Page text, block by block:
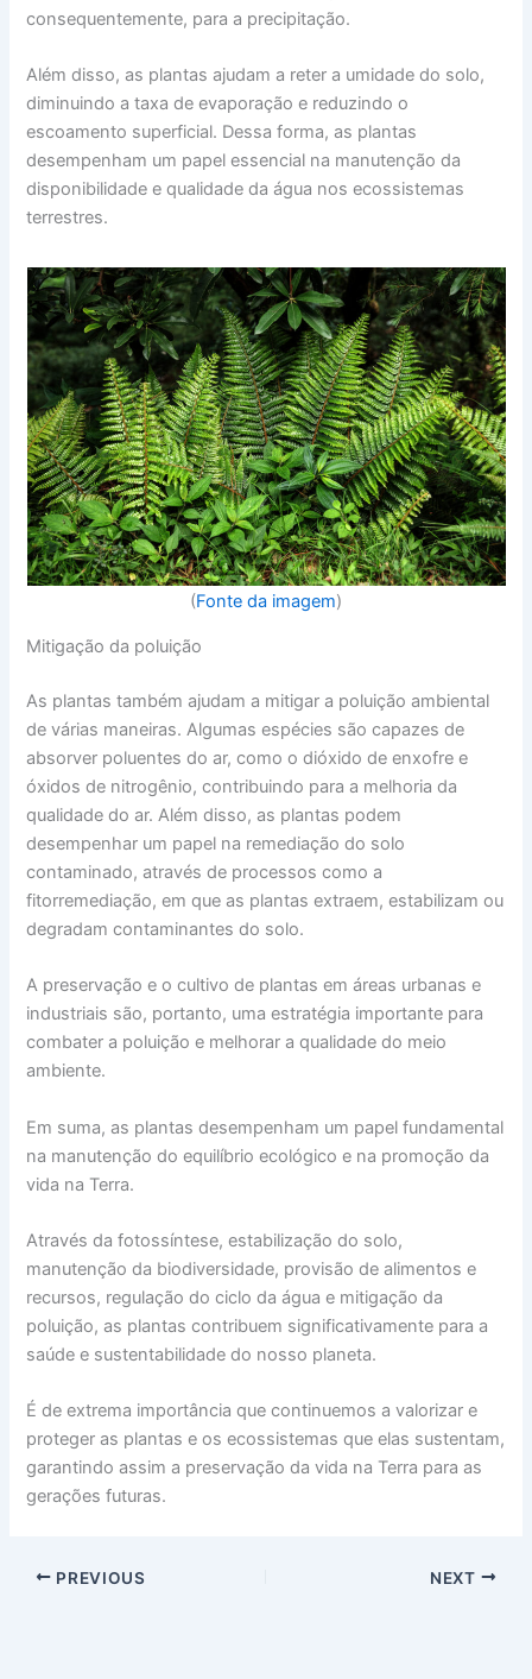
consequentemente, para a precipitação.
Além disso, as plantas ajudam a reter a umidade do solo,
diminuindo a taxa de evaporação e reduzindo o
escoamento superficial. Dessa forma, as plantas
desempenham um papel essencial na manutenção da
disponibilidade e qualidade da água nos ecossistemas
terrestres.
(Fonte da imagem)
Mitigação da poluição
As plantas também ajudam a mitigar a poluição ambiental
de várias maneiras. Algumas espécies são capazes de
absorver poluentes do ar, como o dióxido de enxofre e
óxidos de nitrogênio, contribuindo para a melhoria da
qualidade do ar. Além disso, as plantas podem
desempenhar um papel na remediação do solo
contaminado, através de processos como a
fitorremediação, em que as plantas extraem, estabilizam ou
degradam contaminantes do solo.
A preservação e o cultivo de plantas em áreas urbanas e
industriais são, portanto, uma estratégia importante para
combater a poluição e melhorar a qualidade do meio
ambiente.
Em suma, as plantas desempenham um papel fundamental
na manutenção do equilíbrio ecológico e na promoção da
vida na Terra.
Através da fotossíntese, estabilização do solo,
manutenção da biodiversidade, provisão de alimentos e
recursos, regulação do ciclo da água e mitigação da
poluição, as plantas contribuem significativamente para a
saúde e sustentabilidade do nosso planeta.
É de extrema importância que continuemos a valorizar e
proteger as plantas e os ecossistemas que elas sustentam,
garantindo assim a preservação da vida na Terra para as
gerações futuras.
PREVIOUS NEXT